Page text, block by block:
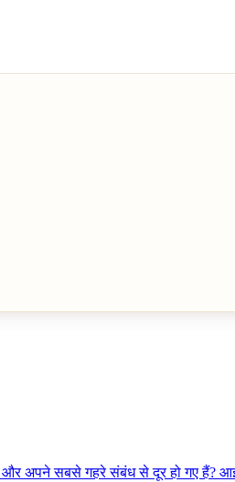
और अपने सबसे गहरे संबंध से दूर हो गए हैं?